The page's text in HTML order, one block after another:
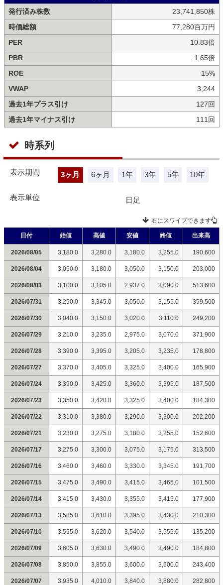
発行済み株数
23,741,850株
時価総額
77,280百万円
PER
10.83倍
PBR
1.65倍
ROE
15%
VWAP
3,244
過去1年プラス引け
127回
過去1年マイナス引け
111回
時系列
表示期間 3ヶ月 6ヶ月 1年 3年 5年 10年
表示単位 日足
右にスワイプできます
日付 始値 高値 安値 終値 出来高
2026/08/05 3,180.0 3,280.0 3,180.0 3,255.0 190,600
2026/08/04 3,050.0 3,180.0 3,050.0 3,150.0 203,000
2026/08/03 3,100.0 3,105.0 2,937.0 3,090.0 513,600
2026/07/31 3,250.0 3,345.0 3,050.0 3,155.0 359,500
2026/07/30 3,040.0 3,150.0 3,020.0 3,110.0 249,200
2026/07/29 3,210.0 3,235.0 2,975.0 3,070.0 371,900
2026/07/28 3,390.0 3,395.0 3,205.0 3,235.0 178,800
2026/07/27 3,370.0 3,405.0 3,325.0 3,400.0 165,900
2026/07/24 3,390.0 3,425.0 3,360.0 3,395.0 187,500
2026/07/23 3,350.0 3,420.0 3,325.0 3,400.0 184,300
2026/07/22 3,310.0 3,380.0 3,290.0 3,300.0 202,200
2026/07/21 3,230.0 3,275.0 3,180.0 3,255.0 152,600
2026/07/17 3,275.0 3,300.0 3,075.0 3,175.0 313,500
2026/07/16 3,460.0 3,460.0 3,330.0 3,345.0 191,700
2026/07/15 3,475.0 3,490.0 3,415.0 3,465.0 101,500
2026/07/14 3,415.0 3,430.0 3,355.0 3,415.0 177,900
2026/07/13 3,585.0 3,610.0 3,395.0 3,430.0 210,300
2026/07/10 3,555.0 3,620.0 3,540.0 3,555.0 135,200
2026/07/09 3,605.0 3,630.0 3,490.0 3,490.0 184,800
2026/07/08 3,850.0 3,855.0 3,600.0 3,600.0 243,400
2026/07/07 3,935.0 4,010.0 3,840.0 3,880.0 282,800